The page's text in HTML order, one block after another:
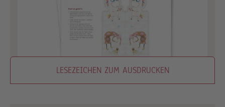
LESEZEICHEN ZUM AUSDRUCKEN